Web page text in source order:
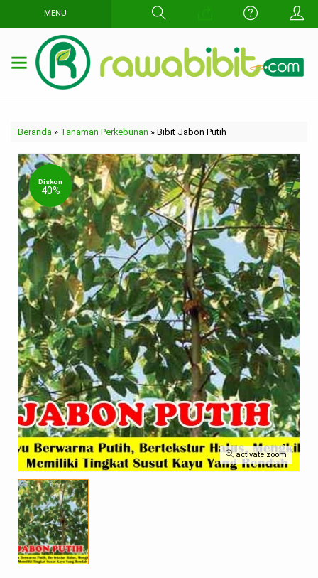
MENU
Beranda » Tanaman Perkebunan » Bibit Jabon Putih
activate zoom
Diskon
40%